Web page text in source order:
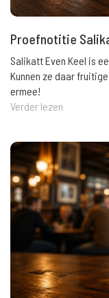
Proefnotitie
Salikatt Even Keel is
Kunnen ze daar
ermee!
Verder lezen